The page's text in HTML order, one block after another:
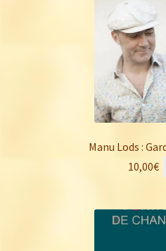
Manu Lods :
10,00€